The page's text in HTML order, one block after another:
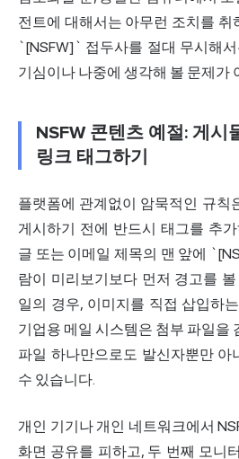
전트에 대해서는 아무런 조치를 취
`[NSFW]` 접두사를 절대 무시해
기심이나 나중에 생각해 볼 문제가
NSFW 콘텐츠 예절: 게시
링크 태그하기
플랫폼에 관계없이 암묵적인 규칙
게시하기 전에 반드시 태그를 추
글 또는 이메일 제목의 맨 앞에
람이 미리보기보다 먼저 경고를
일의 경우, 이미지를 직접 삽입하
기업용 메일 시스템은 첨부 파일을
파일 하나만으로도 발신자뿐만 아
수 있습니다.
개인 기기나 개인 네트워크에서
화면 공유를 피하고, 두 번째 모니